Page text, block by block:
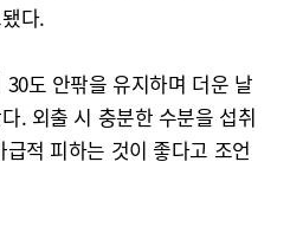
다.
도 안팎을 유지하며 더운 날
. 외출 시 충분한 수분을 섭취
적 피하는 것이 좋다고 조언